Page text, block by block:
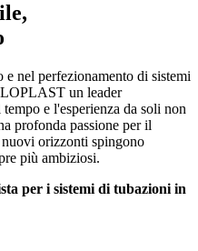
nel perfezionamento di sistemi
un leader
e l'esperienza da soli non
profonda passione per il
orizzonti spingono
più ambiziosi.
per i sistemi di tubazioni in